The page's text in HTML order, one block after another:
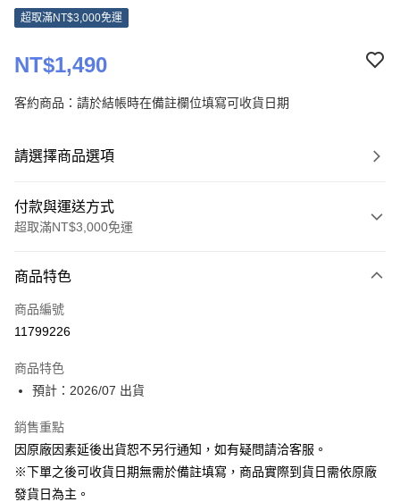
超取滿NT$3,000免運
NT$1,490
客約商品：請於結帳時在備註欄位填寫可收貨日期
請選擇商品選項
付款與運送方式
超取滿NT$3,000免運
信用卡一次付款
超商取貨付款
ATM付款
運送方式
預購-全家取貨付款(舊)
商品特色
商品編號
11799226
商品特色
預計：2026/07 出貨
銷售重點
因原廠因素延後出貨恕不另行通知，如有疑問請洽客服。
※下單之後可收貨日期無需於備註填寫，商品實際到貨日需依原廠
發貨日為主。